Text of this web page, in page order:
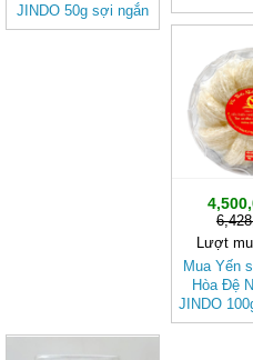
JINDO 50g sợi ngắn
tác dụng tốt cho sức
dụng tốt
Lượt
Mua Yến
Hòa Đệ
JINDO
tác dụng